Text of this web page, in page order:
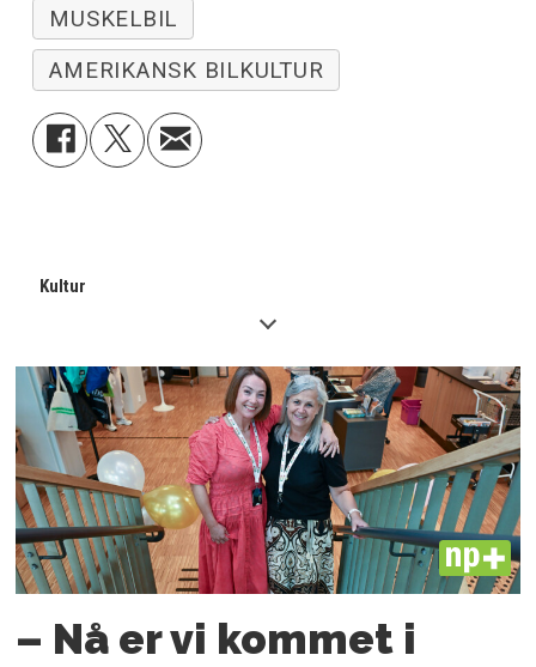
MUSKELBIL
AMERIKANSK BILKULTUR
Kultur
PLUS
– Nå er vi kommet i